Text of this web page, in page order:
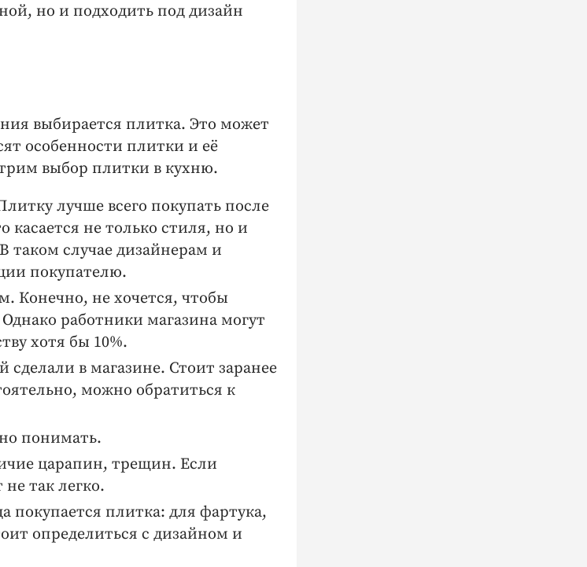
но и подходить под дизайн
выбирается плитка. Это может
особенности плитки и её
выбор плитки в кухню.
лучше всего покупать после
касается не только стиля, но и
таком случае дизайнерам и
покупателю.
Конечно, не хочется, чтобы
работники магазина могут
хотя бы 10%.
в магазине. Стоит заранее
можно обратиться к
понимать.
царапин, трещин. Если
так легко.
покупается плитка: для фартука,
определиться с дизайном и